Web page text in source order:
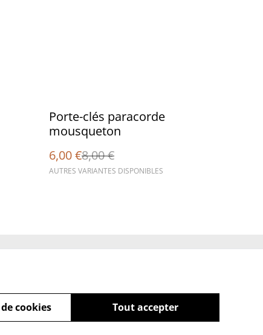
%
Porte-clés paracorde
mousqueton
6,00 €8,00 €
AUTRES VARIANTES DISPONIBLES
Tout accepter
cookies